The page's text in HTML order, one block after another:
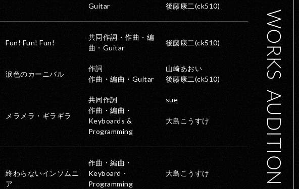
WORKS
AUDITION
Guitar 後藤康二(ck510)
Fun! Fun! Fun!
共同作詞・作曲・編
曲・Guitar
後藤康二(ck510)
涙色のカーニバル
作詞
山崎あおい
作曲・編曲・Guitar
後藤康二(ck510)
メラメラ・ギラギラ
共同作詞
sue
作曲・編曲・
Keyboards &
Programming
大島こうすけ
終わらないインソムニ
ア
作曲・編曲・
Keyboard・
Programming
大島こうすけ